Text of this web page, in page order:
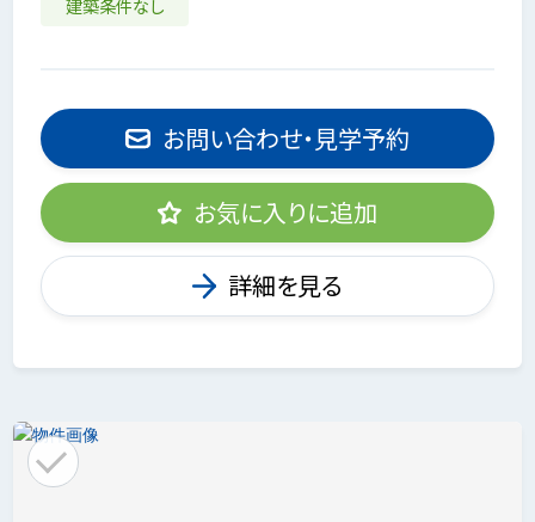
建築条件なし
お問い合わせ・見学予約
お気に入りに追加
詳細を見る